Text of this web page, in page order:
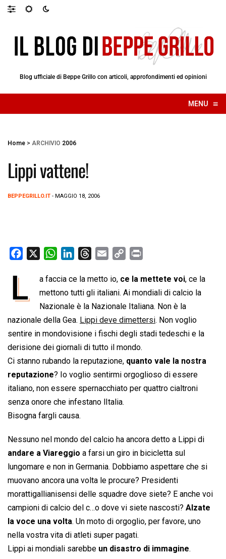
Blog ufficiale di Beppe Grillo con articoli, approfondimenti ed opinioni
MENU ≡
☰
Home > ARCHIVIO 2006
Lippi vattene!
BEPPEGRILLO.IT - MAGGIO 18, 2006
o
o
k
W
a
t
s
A
p
p
n
k
e
d
I
n
r
e
a
d
s
a
i
l
p
y
L
i
n
k
i
n
t
L a faccia ce la metto io, ce la mettete voi, ce la
mettono tutti gli italiani. Ai mondiali di calcio la
Nazionale è la Nazionale Italiana. Non è la
nazionale della Gea. Lippi deve dimettersi. Non voglio
sentire in mondovisione i fischi degli stadi tedeschi e la
derisione dei giornali di tutto il mondo.
Ci stanno rubando la reputazione, quanto vale la nostra
reputazione? Io voglio sentirmi orgoglioso di essere
italiano, non essere spernacchiato per quattro cialtroni
senza onore che infestano lItalia.
Bisogna fargli causa.
Nessuno nel mondo del calcio ha ancora detto a Lippi di
andare a Viareggio a farsi un giro in bicicletta sul
lungomare e non in Germania. Dobbiamo aspettare che si
muovano ancora una volta le procure? Presidenti
morattigallianisensi delle squadre dove siete? E anche voi
campioni di calcio del c…o dove vi siete nascosti? Alzate
la voce una volta. Un moto di orgoglio, per favore, uno
nella vostra vita di atleti super pagati.
Lippi ai mondiali sarebbe un disastro di immagine.